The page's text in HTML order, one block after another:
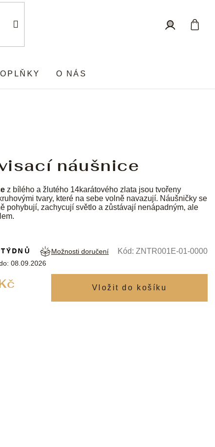
O NÁS
náušnice
z bílého a žlutého 14karátového zlata jsou tvořeny
tvary, které na sebe volně navazují. Náušničky se
pohybují, zachycují světlo a zůstávají nenápadným, ale
08.09.2026
Možnosti doručení Kód: ZNTR001E-01-0000